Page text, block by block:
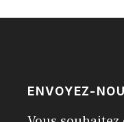
ENVOYEZ-